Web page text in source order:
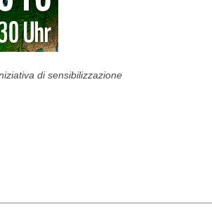
di sensibilizzazione